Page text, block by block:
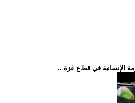
الإنسانية في قطاع غزة